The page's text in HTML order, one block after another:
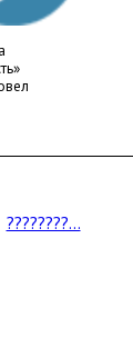
????????...